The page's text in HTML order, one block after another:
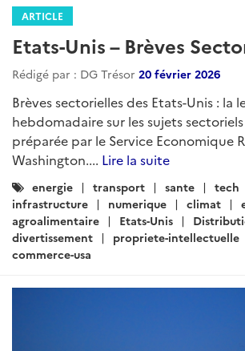
ARTICLE
Lettre d’actualités «
Agroalimentaire » pour
mars 2026
Rédigé par : DG Trésor 01 avril 2026
Lettre d’actualités « Agriculture et
pour le mois de mars 2026 réalisée
du SER de Varsovie avec la
Catégories
Agriculture Agroalimentaire